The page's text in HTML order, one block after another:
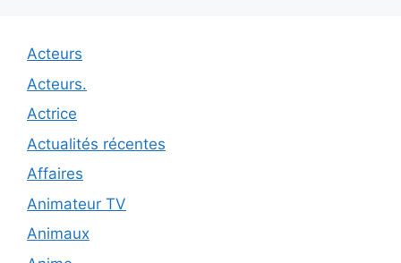
Acteurs
Acteurs.
Actrice
Actualités récentes
Affaires
Animateur TV
Animaux